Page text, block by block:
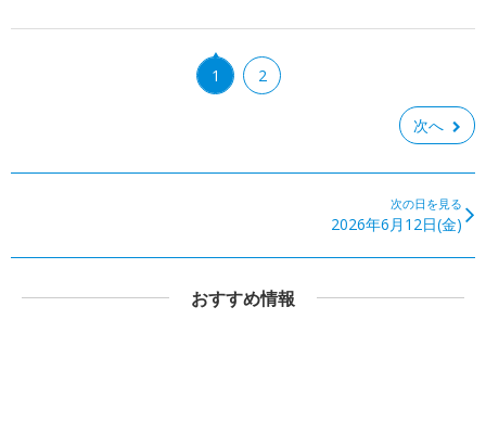
1 2
次へ
次の日を見る
2026年6月12日(金)
おすすめ情報